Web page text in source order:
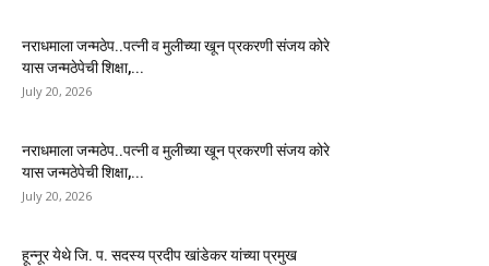
नराधमाला जन्मठेप..पत्नी व मुलीच्या खून प्रकरणी संजय कोरे
यास जन्मठेपेची शिक्षा,...
July 20, 2026
नराधमाला जन्मठेप..पत्नी व मुलीच्या खून प्रकरणी संजय कोरे
यास जन्मठेपेची शिक्षा,...
July 20, 2026
हून्नूर येथे जि. प. सदस्य प्रदीप खांडेकर यांच्या प्रमुख